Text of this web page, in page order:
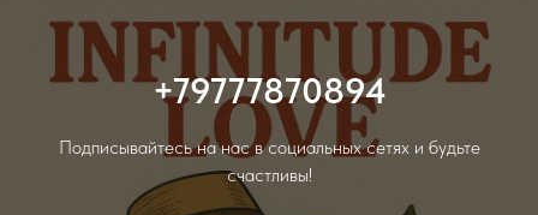
+79777870894
Подписывайтесь на нас в социальных сетях и будьте
счастливы!